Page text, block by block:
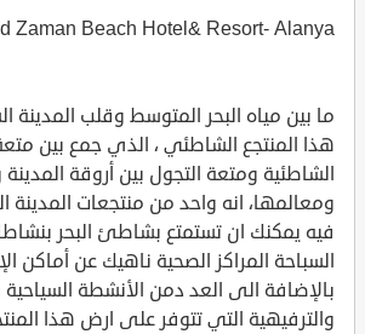
Zaman Beach Hotel& Resort- Alanya
ما بين مياه البحر المتوسط وقلب المدينة
هذا المنتجع الشاطئي ، الذي جمع بين
الشاطئية ومتعة التجول بين أروقة
ومعالمها، انه واحد من منتجعات المدينة
فيه يمكنك ان تستمتع بشاطئ البحر
السباحة المراكز الصحية ناهيك عن أماكن
بالإضافة الى العد دمن الأنشطة السياحية
والترفيهية التي تتوفر على ارض هذا